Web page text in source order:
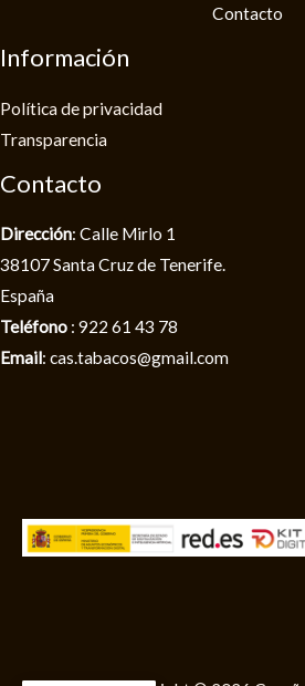
Contacto
Información
Política de privacidad​
Transparencia
Contacto
Dirección: Calle Mirlo 1
38107 Santa Cruz de Tenerife.
España
Teléfono : 922 61 43 78
Email: cas.tabacos@gmail.com